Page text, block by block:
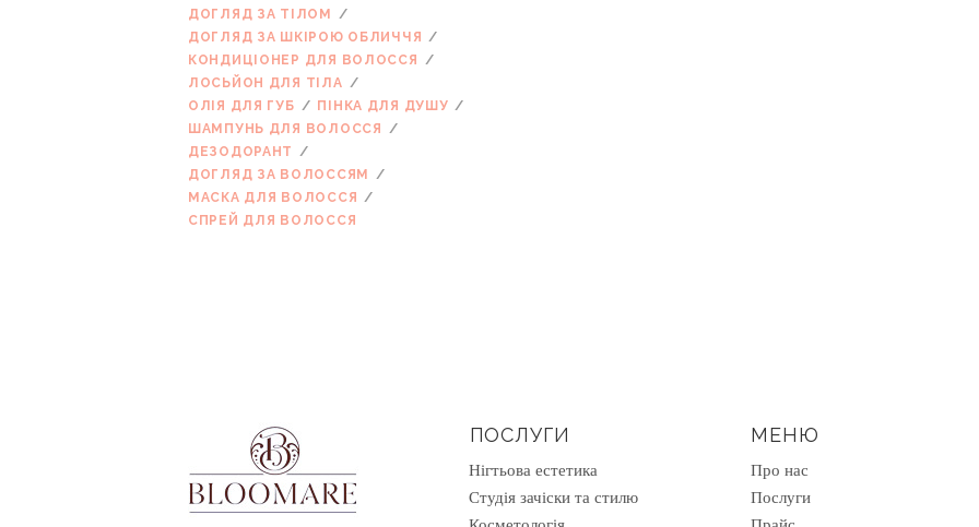
ДОГЛЯД ЗА ТІЛОМ
ДОГЛЯД ЗА ШКІРОЮ ОБЛИЧЧЯ
КОНДИЦІОНЕР ДЛЯ ВОЛОССЯ
ЛОСЬЙОН ДЛЯ ТІЛА
ОЛІЯ ДЛЯ ГУБ
ПІНКА ДЛЯ ДУШУ
ШАМПУНЬ ДЛЯ ВОЛОССЯ
ДЕЗОДОРАНТ
ДОГЛЯД ЗА ВОЛОССЯМ
МАСКА ДЛЯ ВОЛОССЯ
СПРЕЙ ДЛЯ ВОЛОССЯ
ПОСЛУГИ
Нігтьова естетика
Студія зачіски та стилю
МЕНЮ
Про нас
Послуги